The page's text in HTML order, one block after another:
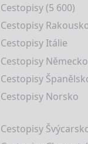
Cestopisy (5 600)
Cestopisy
Cestopisy Itálie
Cestopisy Německo
Cestopisy
Cestopisy Norsko
Cestopisy